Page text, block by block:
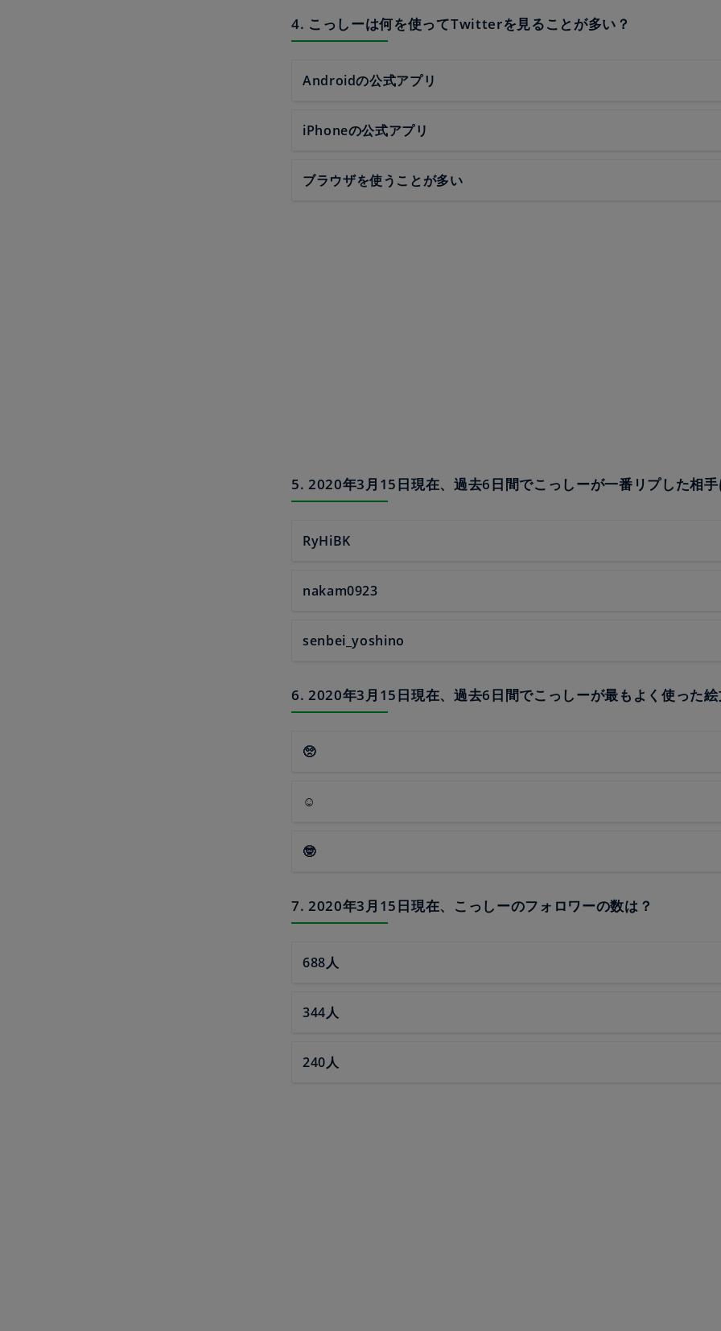
4. こっしーは何を使ってTwitterを見ることが多い？
Androidの公式アプリ
iPhoneの公式アプリ
ブラウザを使うことが多い
5. 2020年3月15日現在、過去6日間でこっしーが一番リプした相
RyHiBK
nakam0923
senbei_yoshino
6. 2020年3月15日現在、過去6日間でこっしーが最もよく使った
🥺
☺
🤓
7. 2020年3月15日現在、こっしーのフォロワーの数は？
688人
344人
240人